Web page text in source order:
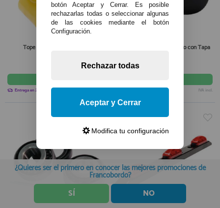
Tope de Proa de Poliuretano
Entrega en 2-4 días
Protectores para Rodamiento con Tapa
IVA incl.
botón Aceptar y Cerrar. Es posible
rechazarlas todas o seleccionar algunas
de las cookies mediante el botón
Configuración.
Rechazar todas
Aceptar y Cerrar
Modifica tu configuración
¿Quieres ser el primero en conocer las mejores promociones de
Francobordo?
SÍ NO